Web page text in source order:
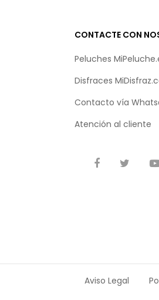
CONTACTE CON
Peluches
Disfraces
Contacto vía
Atención al cliente
Aviso Legal